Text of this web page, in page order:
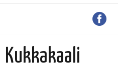
Kukkakaali